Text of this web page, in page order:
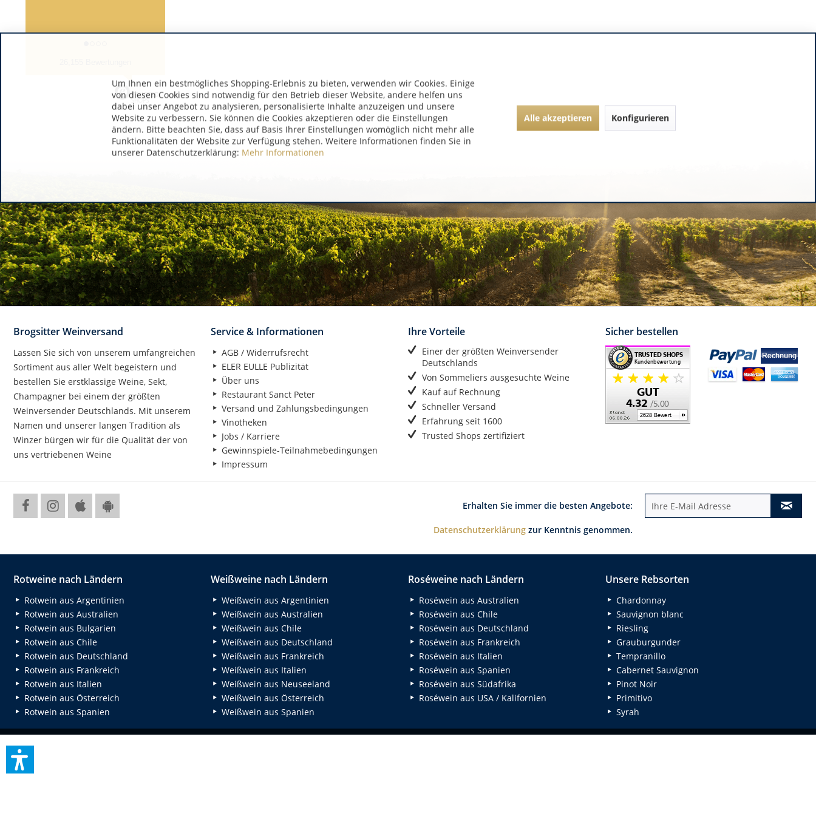
Brogsitter Weinversand
Lassen Sie sich von unserem umfangreichen
Sortiment aus aller Welt begeistern und
bestellen Sie erstklassige Weine, Sekt,
Champagner bei einem der größten
Weinversender Deutschlands. Mit unserem
Namen und unserer langen Tradition als
Winzer bürgen wir für die Qualität der von
uns vertriebenen Weine
Service & Informationen
AGB / Widerrufsrecht
ELER EULLE Publizität
Über uns
Restaurant Sanct Peter
Versand und Zahlungsbedingungen
Vinotheken
Jobs / Karriere
Gewinnspiele-Teilnahmebedingungen
Impressum
Ihre Vorteile
Einer der größten Weinversender
Deutschlands
Von Sommeliers ausgesuchte Weine
Kauf auf Rechnung
Schneller Versand
Erfahrung seit 1600
Trusted Shops zertifiziert
Sicher bestellen
Erhalten Sie immer die besten Angebote:
Datenschutzerklärung zur Kenntnis genommen.
Rotweine nach Ländern
Rotwein aus Argentinien
Rotwein aus Australien
Rotwein aus Bulgarien
Rotwein aus Chile
Rotwein aus Deutschland
Rotwein aus Frankreich
Rotwein aus Italien
Rotwein aus Österreich
Rotwein aus Spanien
Weißweine nach Ländern
Weißwein aus Argentinien
Weißwein aus Australien
Weißwein aus Chile
Weißwein aus Deutschland
Weißwein aus Frankreich
Weißwein aus Italien
Weißwein aus Neuseeland
Weißwein aus Österreich
Weißwein aus Spanien
Roséweine nach Ländern
Roséwein aus Australien
Roséwein aus Chile
Roséwein aus Deutschland
Roséwein aus Frankreich
Roséwein aus Italien
Roséwein aus Spanien
Roséwein aus Südafrika
Roséwein aus USA / Kalifornien
Unsere Rebsorten
Chardonnay
Sauvignon blanc
Riesling
Grauburgunder
Tempranillo
Cabernet Sauvignon
Pinot Noir
Primitivo
Syrah
Um Ihnen ein bestmögliches Shopping-Erlebnis zu bieten, verwenden wir Cookies. Einige
von diesen Cookies sind notwendig für den Betrieb dieser Website, andere helfen uns
dabei unser Angebot zu analysieren, personalisierte Inhalte anzuzeigen und unsere
Website zu verbessern. Sie können die Cookies akzeptieren oder die Einstellungen
ändern. Bitte beachten Sie, dass auf Basis Ihrer Einstellungen womöglich nicht mehr alle
Funktionalitäten der Website zur Verfügung stehen. Weitere Informationen finden Sie in
unserer Datenschutzerklärung: Mehr Informationen
Alle akzeptieren Konfigurieren